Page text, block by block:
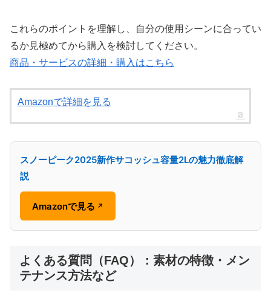
これらのポイントを理解し、自分の使用シーンに合ってい
るか見極めてから購入を検討してください。
商品・サービスの詳細・購入はこちら
Amazonで詳細を見る
スノーピーク2025新作サコッシュ容量2Lの魅力徹底解
説
Amazonで見る ↗
よくある質問（FAQ）：素材の特徴・メン
テナンス方法など